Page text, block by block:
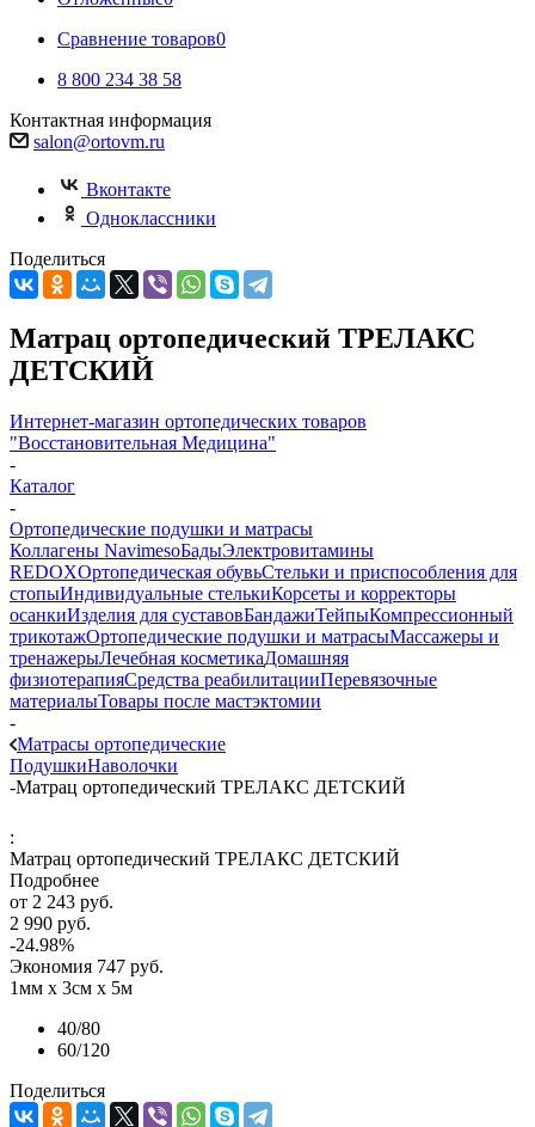
Сравнение товаров0
8 800 234 38 58
Контактная информация
salon@ortovm.ru
Вконтакте
Одноклассники
Поделиться
Матрац ортопедический ТРЕЛАКС
ДЕТСКИЙ
Интернет-магазин ортопедических товаров
"Восстановительная Медицина"
-
Каталог
-
Ортопедические подушки и матрасы
Коллагены NavimesoБадыЭлектровитамины
REDOXОртопедическая обувьСтельки и приспособления для
стопыИндивидуальные стелькиКорсеты и корректоры
осанкиИзделия для суставовБандажиТейпыКомпрессионный
трикотажОртопедические подушки и матрасыМассажеры и
тренажерыЛечебная косметикаДомашняя
физиотерапияСредства реабилитацииПеревязочные
материалыТовары после мастэктомии
-
Матрасы ортопедические
ПодушкиНаволочки
-Матрац ортопедический ТРЕЛАКС ДЕТСКИЙ
:
Матрац ортопедический ТРЕЛАКС ДЕТСКИЙ
Подробнее
от 2 243 руб.
2 990 руб.
-24.98%
Экономия 747 руб.
1мм х 3см х 5м
40/80
60/120
Поделиться